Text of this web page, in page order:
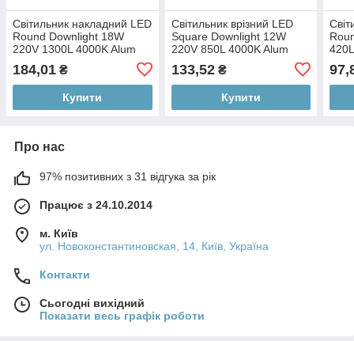
Світильник накладний LED
Round Downlight 18W
220V 1300L 4000K Alum
184,01 ₴
Купити
Світильник врізний LED
Square Downlight 12W
220V 850L 4000K Alum
133,52₴
Купити
Про нас
97% позитивних з 31 відгука за рік
Працює з 24.10.2014
м. Київ
ул. Новоконстантиновская, 14, Київ, Україна
Контакти
Сьогодні вихідний
Показати весь графік роботи